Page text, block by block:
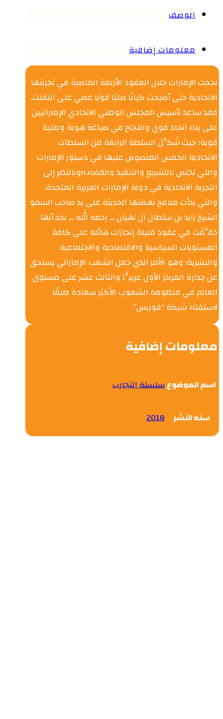
الوصف
معلومات إضافية
نجحت الإمارات خلال العقود الأربعة الماضية في تجربتها
الاتحادية حتى أصبحت كيانًا صلبًا قويًا عصي على التفتت.
فقد ساعد تأسيس المجلس الوطني الاتحادي الإماراتيين
على بناء اتحاد قوي والنجاح في صياغة هوية وطنية
قوية؛ حيث شَكَّلَ السلطة الرابعة من السلطات
الاتحادية الخمس المنصوص عليها في دستور الإمارات
والتي تختص بالتشريع والتنفيذ والقضاء.nوبالنظر إلى
التجربة الاتحادية في دولة الإمارات العربية المتحدة،
والتي بدأت ملامح نهضتها الحديثة على يد صاحب السمو
الشيخ زايد بن سلطان آل نهيان ــ رحمه الله ــ نجد أنها
حَقَّقَت في عقود قليلة إنجازات هائلة على كافة
المستويات السياسية والاقتصادية والاجتماعية
والبشرية؛ وهو الأمر الذي جعل الشعب الإماراتي يستحق
عن جدارة المركز الأول عربيًّا والثالث عشر على مستوى
العالم في منظومة الشعوب الأكثر سعادة طبقًا
لاستفتاء شبكة “فوربس”.
معلومات إضافية
اسم الموضوعسلسلة التجارب
سنه النشر 2018